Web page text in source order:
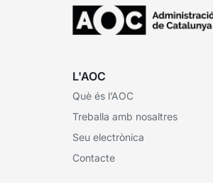
L'AOC
Què és l’AOC
Treballa amb nosaltres
Seu electrònica
Contacte